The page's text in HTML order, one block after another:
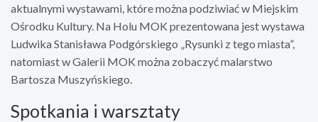
aktualnymi wystawami, które można podziwiać w Miejskim
Ośrodku Kultury. Na Holu MOK prezentowana jest wystawa
Ludwika Stanisława Podgórskiego „Rysunki z tego miasta”,
natomiast w Galerii MOK można zobaczyć malarstwo
Bartosza Muszyńskiego.
Spotkania i warsztaty